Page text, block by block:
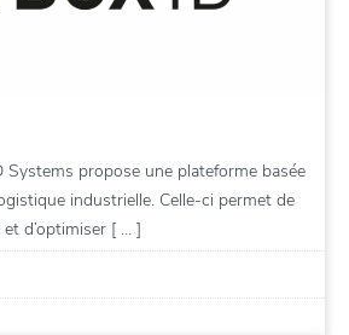
Systems propose une plateforme basée
industrielle. Celle-ci permet de
d’optimiser [ … ]